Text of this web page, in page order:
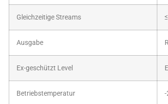
Gleichzeitige Streams
Ausgabe
Ex-geschützt Level
Betriebstemperatur